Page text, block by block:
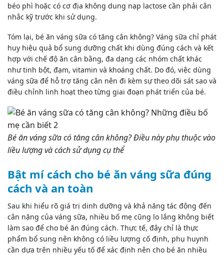
béo phì hoặc có cơ địa không dung nạp lactose cần phải cân
nhắc kỹ trước khi sử dụng.
Tóm lại, bé ăn váng sữa có tăng cân không? Váng sữa chỉ phát
huy hiệu quả bổ sung dưỡng chất khi dùng đúng cách và kết
hợp với chế độ ăn cân bằng, đa dạng các nhóm chất khác
như tinh bột, đạm, vitamin và khoáng chất. Do đó, việc dùng
váng sữa để hỗ trợ tăng cân nên đi kèm sự theo dõi sát sao và
điều chỉnh linh hoạt theo từng giai đoạn phát triển của bé.
Bé ăn váng sữa có tăng cân không? Điều này phụ thuộc vào
liều lượng và cách sử dụng cụ thể
Bật mí cách cho bé ăn váng sữa đúng
cách và an toàn
Sau khi hiểu rõ giá trị dinh dưỡng và khả năng tác động đến
cân nặng của váng sữa, nhiều bố mẹ cũng lo lắng không biết
làm sao để cho bé ăn đúng cách. Thực tế, đây chỉ là thực
phẩm bổ sung nên không có liều lượng cố định, phụ huynh
cần dựa trên nhiều yếu tố để xác định nên cho bé ăn nhiều